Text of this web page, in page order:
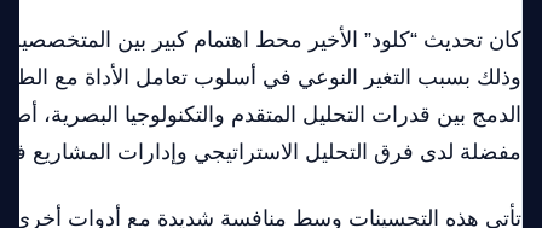
كان تحديث “كلود” الأخير محط اهتمام كبير بين المتخصصين
وذلك بسبب التغير النوعي في أسلوب تعامل الأداة مع
مفضلة لدى فرق التحليل الاستراتيجي وإدارات المشاريع